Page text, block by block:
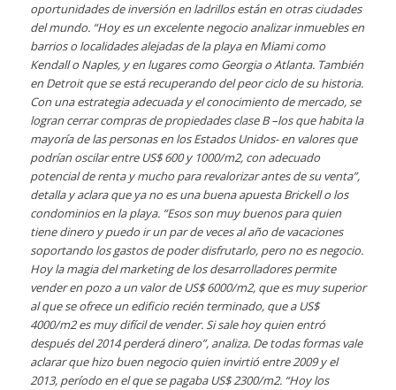
oportunidades de inversión en ladrillos están en otras ciudades
del mundo. “Hoy es un excelente negocio analizar inmuebles en
barrios o localidades alejadas de la playa en Miami como
Kendall o Naples, y en lugares como Georgia o Atlanta. También
en Detroit que se está recuperando del peor ciclo de su historia.
Con una estrategia adecuada y el conocimiento de mercado, se
logran cerrar compras de propiedades clase B –los que habita la
mayoría de las personas en los Estados Unidos- en valores que
podrían oscilar entre US$ 600 y 1000/m2, con adecuado
potencial de renta y mucho para revalorizar antes de su venta”,
detalla y aclara que ya no es una buena apuesta Brickell o los
condominios en la playa. “Esos son muy buenos para quien
tiene dinero y puedo ir un par de veces al año de vacaciones
soportando los gastos de poder disfrutarlo, pero no es negocio.
Hoy la magia del marketing de los desarrolladores permite
vender en pozo a un valor de US$ 6000/m2, que es muy superior
al que se ofrece un edificio recién terminado, que a US$
4000/m2 es muy difícil de vender. Si sale hoy quien entró
después del 2014 perderá dinero”, analiza. De todas formas vale
aclarar que hizo buen negocio quien invirtió entre 2009 y el
2013, período en el que se pagaba US$ 2300/m2. “Hoy los